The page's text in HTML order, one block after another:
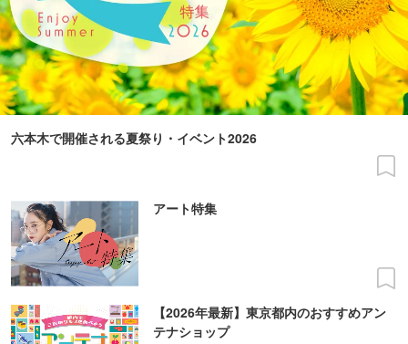
六本木で開催される夏祭り・イベント2026
アート特集
【2026年最新】東京都内のおすすめアン
テナショップ